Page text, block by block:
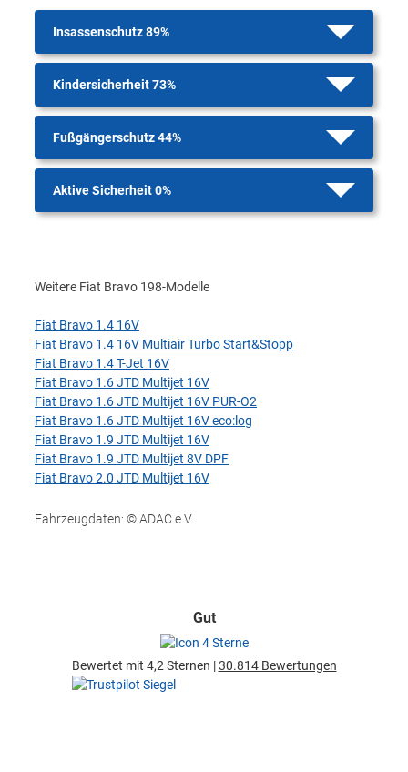
Insassenschutz 89%
Kindersicherheit 73%
Fußgängerschutz 44%
Aktive Sicherheit 0%
Weitere Fiat Bravo 198-Modelle
Fiat Bravo 1.4 16V
Fiat Bravo 1.4 16V Multiair Turbo Start&Stopp
Fiat Bravo 1.4 T-Jet 16V
Fiat Bravo 1.6 JTD Multijet 16V
Fiat Bravo 1.6 JTD Multijet 16V PUR-O2
Fiat Bravo 1.6 JTD Multijet 16V eco:log
Fiat Bravo 1.9 JTD Multijet 16V
Fiat Bravo 1.9 JTD Multijet 8V DPF
Fiat Bravo 2.0 JTD Multijet 16V
Fahrzeugdaten: © ADAC e.V.
Gut
Bewertet mit 4,2 Sternen |30.814 Bewertungen